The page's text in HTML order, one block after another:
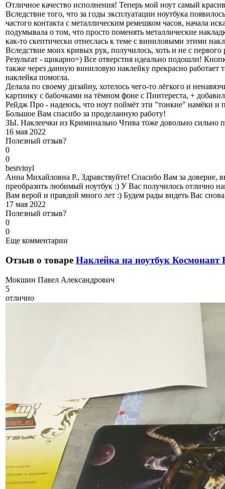
Отличное качество исполнения! Теперь мой ноут самый
Вследствие того, что за годы эксплуатации ноутбука
частого контакта с металлическим ремешком часов, начала
подумывала о том, что просто поменять металлические
как-то скептически отнеслась к теме с виниловыми этими
Вследствие моих кривых рук, получилось, хоть и не с первого
Результат - щикарно=) Все отверстия идеально подошли!
также через данную виниловую наклейку прекрасно работает
наклейка помогла.
Делала по своему дизайну, хотелось чего-то лёгкого и
картинку с бабочками на тёмном фоне с Пинтереста, +
Рейдж Про - надеюсь, что ноут поймёт эти "тонкие" намёки и
Большое Вам спасибо за проделанную работу!
ЗЫ. Наклеечки из Криминально Чтива тоже довольно сильно
16 мая 2022
Полезный отзыв?
0
0
bestvinyl
Анна Михайловна Р., Здравствуйте! Спасибо Вам за
преобразить любимый ноутбук :) У Вас получилось отлично
Вам верой и правдой много лет :) Будем рады видеть Вас
17 мая 2022
Полезный отзыв?
0
0
Еще комментарии
Отзыв о товаре Наклейка на ноутбук Космонавт
Мокшин Павел Александрович
5
отлично